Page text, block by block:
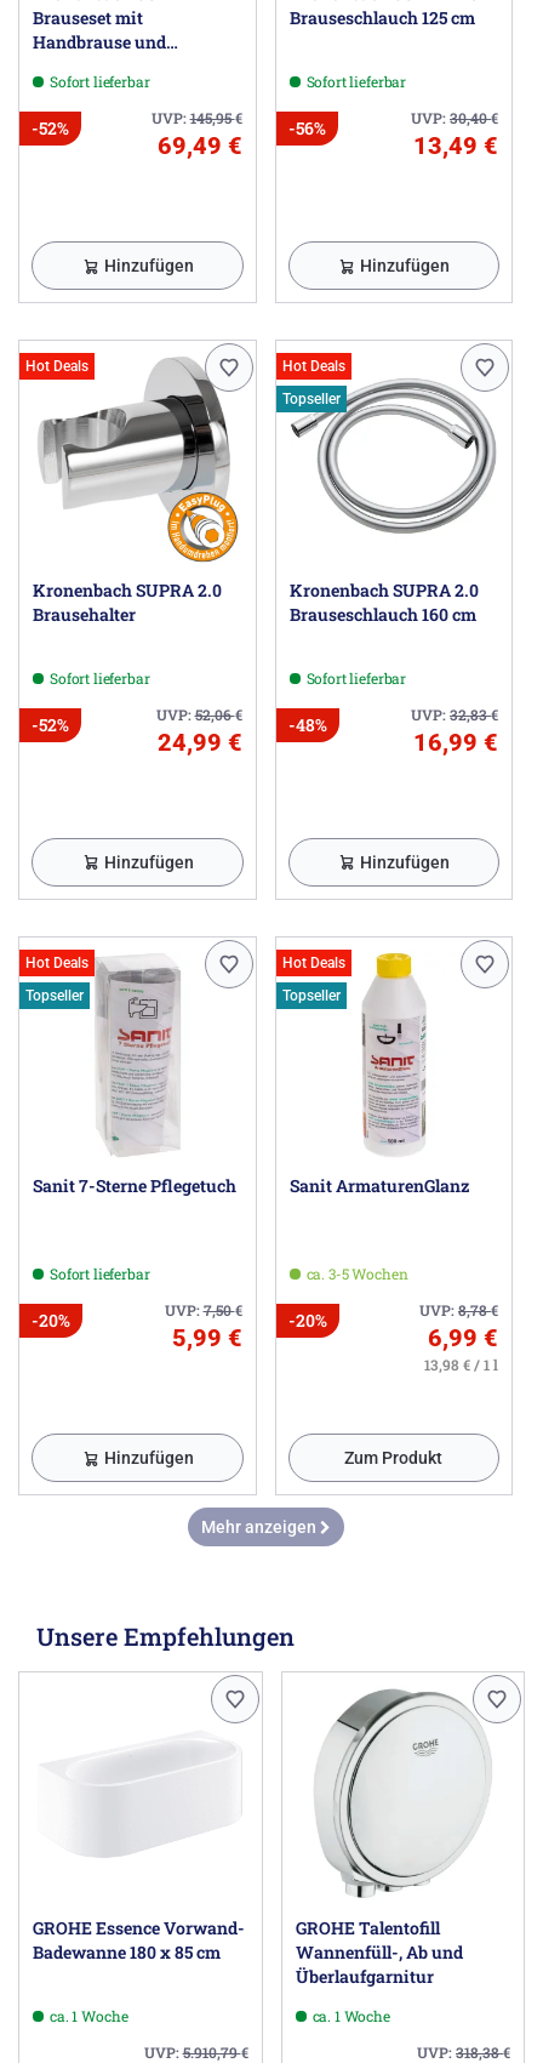
Brauseset mit
Handbrause und
Sofort lieferbar
UVP:145,95€
-52%
69,49 €
Hinzufügen
Brauseschlauch 125 cm
Sofort lieferbar
UVP:30,40€
-56%
13,49 €
Hinzufügen
Hot Deals
Kronenbach SUPRA 2.0
Brausehalter
Sofort lieferbar
UVP:52,06€
-52%
24,99 €
Hinzufügen
Hot Deals
Topseller
Kronenbach SUPRA 2.0
Brauseschlauch 160 cm
Sofort lieferbar
UVP:32,83€
-48%
16,99 €
Hinzufügen
Hot Deals
Topseller
Sanit 7-Sterne Pflegetuch
Sofort lieferbar
UVP:7,50€
-20%
5,99 €
Hinzufügen
Hot Deals
Topseller
Sanit ArmaturenGlanz
ca. 3-5 Wochen
UVP:8,78€
-20%
6,99 €
13,98 € / 1 l
Zum Produkt
Mehr anzeigen
Unsere Empfehlungen
GROHE Essence Vorwand-
Badewanne 180 x 85 cm
ca. 1 Woche
UVP:5.910,79€
GROHE Talentofill
Wannenfüll-, Ab und
Überlaufgarnitur
ca. 1 Woche
UVP:318,38€